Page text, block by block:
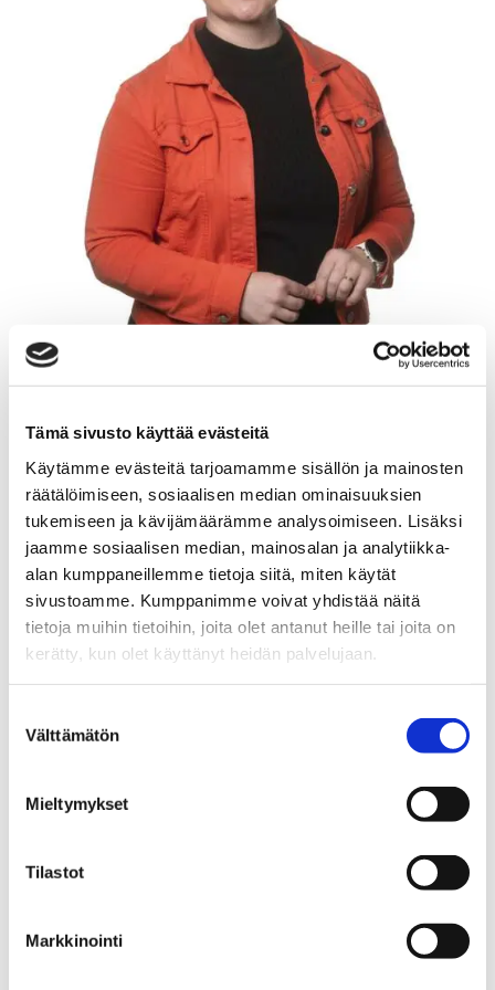
Tämä sivusto käyttää evästeitä
Käytämme evästeitä tarjoamamme sisällön ja mainosten
räätälöimiseen, sosiaalisen median ominaisuuksien
tukemiseen ja kävijämäärämme analysoimiseen. Lisäksi
jaamme sosiaalisen median, mainosalan ja analytiikka-
alan kumppaneillemme tietoja siitä, miten käytät
sivustoamme. Kumppanimme voivat yhdistää näitä
tietoja muihin tietoihin, joita olet antanut heille tai joita on
kerätty, kun olet käyttänyt heidän palvelujaan.
valinta
Välttämätön
Mieltymykset
Tilastot
Markkinointi
TANJA HEINONEN
Yrittäjä, kiinteistönvälittäjä LKV, KiAT
Sp-Koti Jämsä Kipinä | Kiinteistönvälitys Tanja
Heinonen Oy LKV
, 2821540-9
+358 50 463 8663
Sp-Koti Jämsä Kipinä
Sp-Koti Muurame Kipinä